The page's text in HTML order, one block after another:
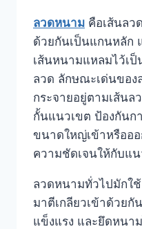
ลวดหนาม คือเส้นลว
ด้วยกันเป็นแกนหลัก
เส้นหนามแหลมไว้เ
ลวด ลักษณะเด่นขอ
กระจายอยู่ตามเส้นล
กั้นแนวเขต ป้องกันก
ขนาดใหญ่เข้าหรืออ
ความชัดเจนให้กับแน
ลวดหนามทั่วไปมักใ
มาตีเกลียวเข้าด้วย
แข็งแรง และยึดหนา